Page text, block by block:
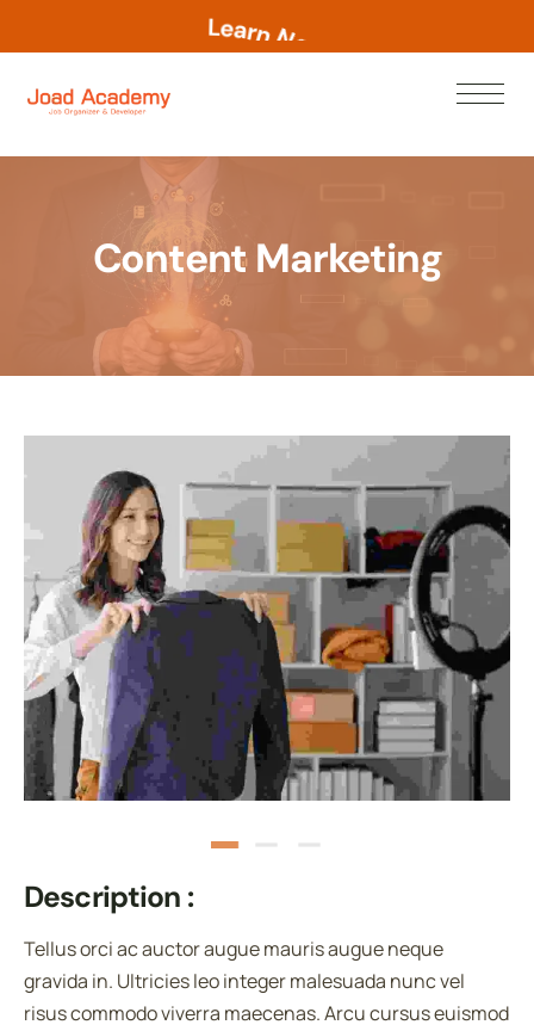
Learn No
Content Marketing
Description :
Tellus orci ac auctor augue mauris augue neque
gravida in. Ultricies leo integer malesuada nunc vel
risus commodo viverra maecenas. Arcu cursus euismod